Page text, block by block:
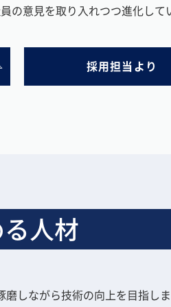
の意見を取り入れつつ進化して
採用担当より
人材
しながら技術の向上を目指しま